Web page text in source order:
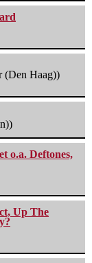
(Den Haag))
o.a. Deftones,
Up The